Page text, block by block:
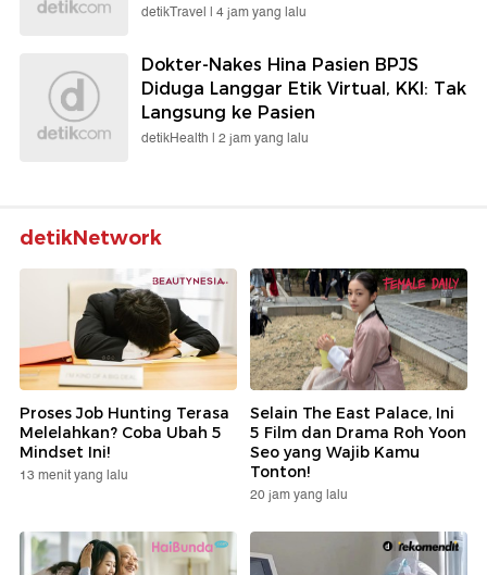
detikTravel | 4 jam yang lalu
Dokter-Nakes Hina Pasien BPJS
Diduga Langgar Etik Virtual, KKI: Tak
Langsung ke Pasien
detikHealth | 2 jam yang lalu
detikNetwork
Proses Job Hunting Terasa
Melelahkan? Coba Ubah 5
Mindset Ini!
13 menit yang lalu
Selain The East Palace, Ini
5 Film dan Drama Roh Yoon
Seo yang Wajib Kamu
Tonton!
20 jam yang lalu